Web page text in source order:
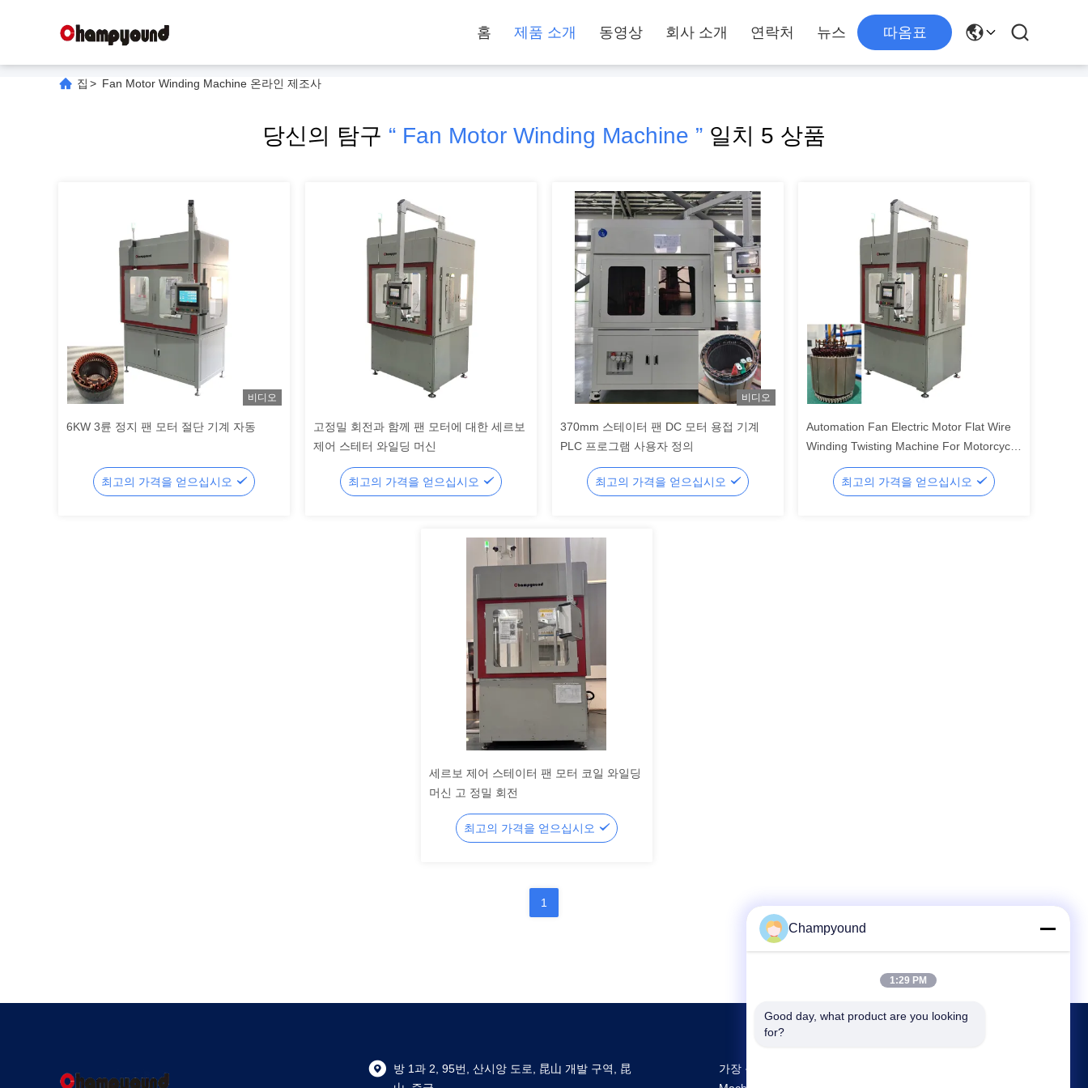
홈 제품 소개 동영상 회사 소개 연락처 뉴스 따옴표
집 > Fan Motor Winding Machine 온라인 제조사
당신의 탐구 “ Fan Motor Winding Machine ” 일치 5 상품
비디오
6KW 3륜 정지 팬 모터 절단 기계 자동
최고의 가격을 얻으십시오
고정밀 회전과 함께 팬 모터에 대한 세르보
제어 스테터 와일딩 머신
최고의 가격을 얻으십시오
비디오
370mm 스테이터 팬 DC 모터 용접 기계
PLC 프로그램 사용자 정의
최고의 가격을 얻으십시오
Automation Fan Electric Motor Flat Wire
Winding Twisting Machine For Motorcycle
최고의 가격을 얻으십시오
세르보 제어 스테이터 팬 모터 코일 와일딩
머신 고 정밀 회전
최고의 가격을 얻으십시오
1
방 1과 2, 95번, 산시앙 도로, 昆山 개발 구역, 昆
가장 큰 연구 개발 및 생산 Hairpin Winding
Champyound
1:29 PM
Good day, what product are you looking
for?